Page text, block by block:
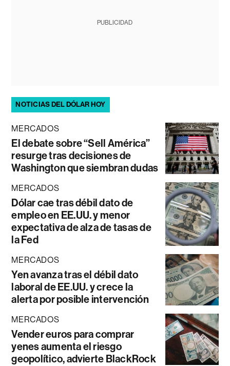
PUBLICIDAD
NOTICIAS DEL DÓLAR HOY
MERCADOS
El debate sobre “Sell América”
resurge tras decisiones de
Washington que siembran dudas
MERCADOS
Dólar cae tras débil dato de
empleo en EE.UU. y menor
expectativa de alza de tasas de
la Fed
MERCADOS
Yen avanza tras el débil dato
laboral de EE.UU. y crece la
alerta por posible intervención
MERCADOS
Vender euros para comprar
yenes aumenta el riesgo
geopolítico, advierte BlackRock